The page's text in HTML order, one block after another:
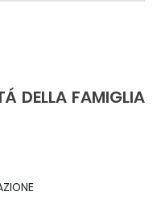
DELLA FAMIGLIA